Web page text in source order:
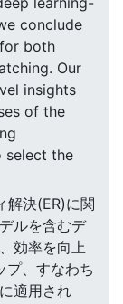
conclude
both
Our
insights
of the
select the
解決(ER)に関
ルを含むデ
効率を向上
プ、すなわち
適用され